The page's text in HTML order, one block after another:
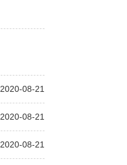
2020-08-21
2020-08-21
2020-08-21